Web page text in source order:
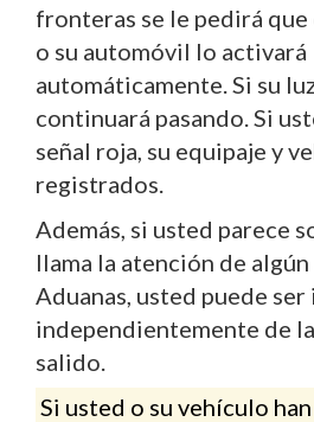
fronteras se le pedirá
o su automóvil lo activará
automáticamente. Si su
continuará pasando. Si
señal roja, su equipaje y
registrados.
Además, si usted parece
llama la atención de
Aduanas, usted puede
independientemente de
salido.
Si usted o su vehículo